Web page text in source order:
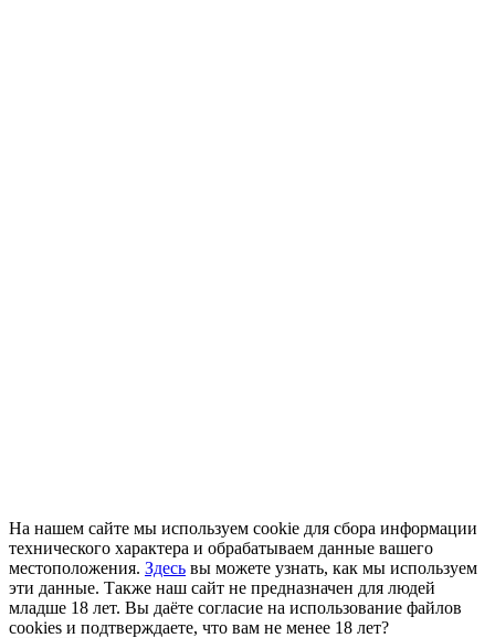
На нашем сайте мы используем cookie для сбора информации
технического характера и обрабатываем данные вашего
местоположения. Здесь вы можете узнать, как мы используем
эти данные. Также наш сайт не предназначен для людей
младше 18 лет. Вы даёте согласие на использование файлов
cookies и подтверждаете, что вам не менее 18 лет?